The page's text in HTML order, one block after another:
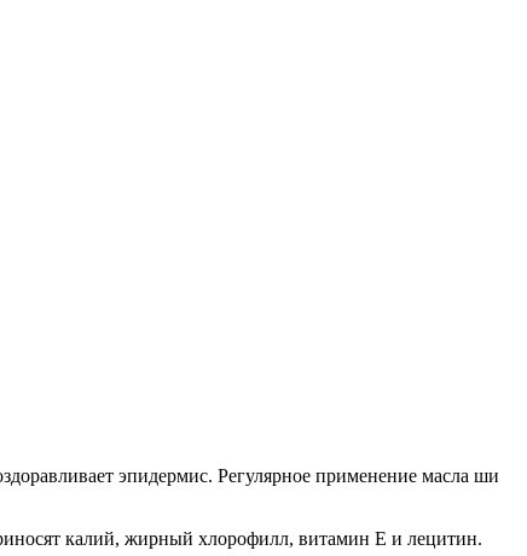
эпидермис. Регулярное применение масла ши
калий, жирный хлорофилл, витамин Е и лецитин.